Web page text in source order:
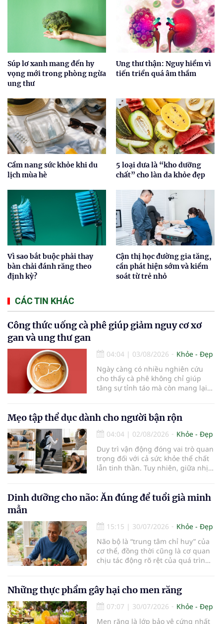
Súp lơ xanh mang đến hy
vọng mới trong phòng ngừa
ung thư
Ung thư thận: Nguy hiểm vì
tiến triển quá âm thầm
Cẩm nang sức khỏe khi du
lịch mùa hè
5 loại dưa là “kho dưỡng
chất” cho làn da khỏe đẹp
Vì sao bắt buộc phải thay
bàn chải đánh răng theo
định kỳ?
Cận thị học đường gia tăng,
cần phát hiện sớm và kiểm
soát từ trẻ nhỏ
CÁC TIN KHÁC
Công thức uống cà phê giúp giảm nguy cơ xơ
gan và ung thư gan
04:04 | 03/08/2026
Khỏe - Đẹp
Ngày càng có nhiều nghiên cứu
cho thấy cà phê không chỉ giúp
tăng sự tỉnh táo mà còn mang lại
đóng vai trò lọc độc tố, chuyển hóa
thuốc và dự trữ nhiều vitamin,
khoáng chất thiết yếu nhưng cũng
rất dễ bị tổn thương…
Mẹo tập thể dục dành cho người bận rộn
04:04 | 02/08/2026
Khỏe - Đẹp
Duy trì vận động đóng vai trò quan
trọng đối với cả sức khỏe thể chất
lẫn tinh thần. Tuy nhiên, giữa nhịp
cho các hoạt động tập luyện
thường trở thành một thách thức
Dinh dưỡng cho não: Ăn đúng để tuổi già minh
mẫn
15:15 | 30/07/2026
Khỏe - Đẹp
Não bộ là “trung tâm chỉ huy” của
cơ thể, đồng thời cũng là cơ quan
chịu tác động rõ rệt của quá trình
mạnh, có thể góp phần bảo vệ tế
bào thần kinh, duy trì trí nhớ và
giúp NCT sống minh mẫn, tự chủ
lâu hơn.
Những thực phẩm gây hại cho men răng
07:07 | 30/07/2026
Khỏe - Đẹp
Men răng là lớp bảo vệ cứng nhất